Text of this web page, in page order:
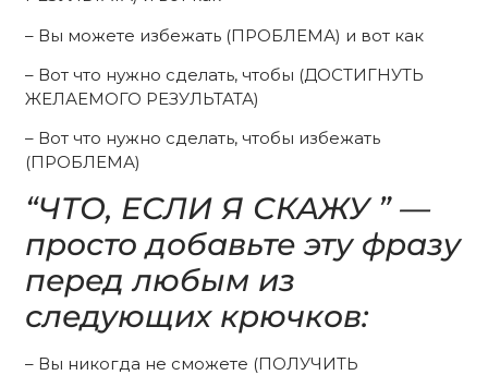
– Вы можете избежать (ПРОБЛЕМА) и вот как
– Вот что нужно сделать, чтобы (ДОСТИГНУТЬ
ЖЕЛАЕМОГО РЕЗУЛЬТАТА)
– Вот что нужно сделать, чтобы избежать
(ПРОБЛЕМА)
“ЧТО, ЕСЛИ Я СКАЖУ ” —
просто добавьте эту фразу
перед любым из
следующих крючков:
– Вы никогда не сможете (ПОЛУЧИТЬ